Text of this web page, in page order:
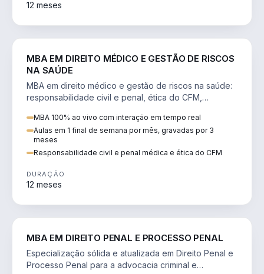
12 meses
MBA EM DIREITO MÉDICO E GESTÃO DE RISCOS
NA SAÚDE
MBA em direito médico e gestão de riscos na saúde:
responsabilidade civil e penal, ética do CFM,
MBA 100% ao vivo com interação em tempo real
Aulas em 1 final de semana por mês, gravadas por 3
meses
Responsabilidade civil e penal médica e ética do CFM
DURAÇÃO
12 meses
MBA EM DIREITO PENAL E PROCESSO PENAL
Especialização sólida e atualizada em Direito Penal e
Processo Penal para a advocacia criminal e